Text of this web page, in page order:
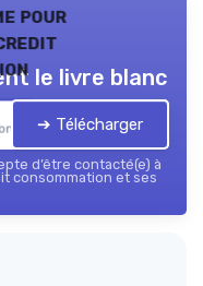
pour
— 2026
le livre blanc
➔ Télécharger
d’être contacté(e) à
consommation et ses